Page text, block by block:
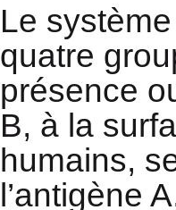
Le
quatre
présence
B, à la
humains,
l’antigène